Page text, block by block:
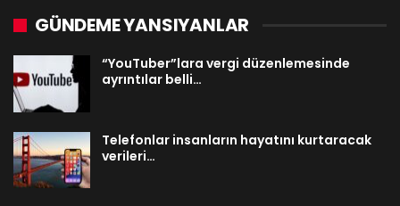
GÜNDEME YANSIYANLAR
“YouTuber”lara vergi düzenlemesinde
ayrıntılar belli…
Telefonlar insanların hayatını kurtaracak
verileri…